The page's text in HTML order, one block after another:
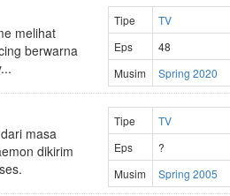
melihat
berwarna
Tipe
TV
Eps
48
Musim
Spring 2020
masa
dikirim
Tipe
TV
Eps
?
Musim
Spring 2005